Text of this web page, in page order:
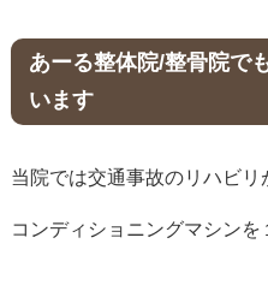
あーる整体院/整骨院で
います
当院では交通事故のリハビリ
コンディショニングマシンを